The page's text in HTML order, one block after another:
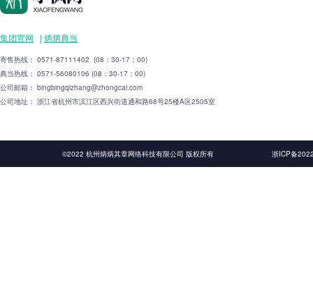
集团官网 | 炳炳典当
寄售热线： 0571-87111402 (08：30-17：00)
典当热线： 0571-56080106 (08：30-17：00)
公司邮箱： bingbingqizhang@zhongcai.com
公司地址： 浙江省杭州市滨江区西兴街道通和路68号25楼A区2505室
©2022 杭州炳炳其章网络科技有限公司 版权所有 浙ICP备